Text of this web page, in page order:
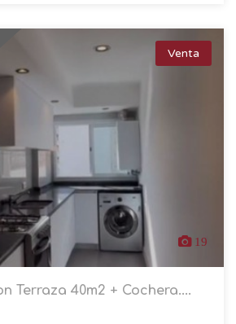
Venta
19
Terraza 40m2 + Cochera....